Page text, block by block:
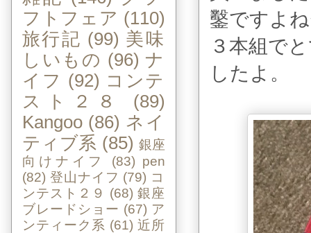
鑿ですよ
３本組で
したよ。
フトフェア (110)
旅行記 (99) 美味
しいもの (96) ナ
イフ (92) コンテ
スト２８
(89)
Kangoo (86) ネイ
ティブ系 (85) 銀座
向けナイフ
(83) pen
(82) 登山ナイフ (79) コ
ンテスト２９ (68) 銀座
ブレードショー (67) ア
ンティーク系 (61) 近所